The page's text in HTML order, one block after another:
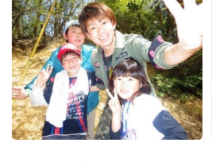
た場合は
お電話にて確認のご連絡を行う
承ください。
◆応募条件
主に高校生以上の心身共に健康な